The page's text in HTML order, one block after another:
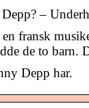
–
en fransk
de to barn.
Depp har.